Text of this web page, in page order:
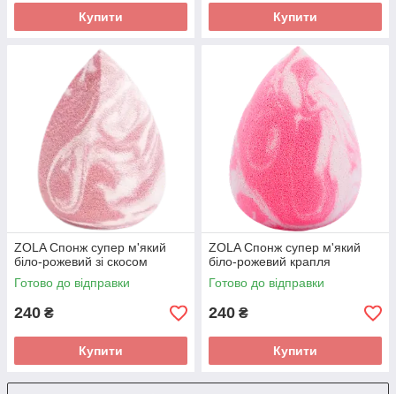
Купити Купити
ZOLA Спонж супер м'який
біло-рожевий зі скосом
Готово до відправки
240 ₴
Купити
ZOLA Спонж супер м'який
біло-рожевий крапля
Готово до відправки
240 ₴
Купити